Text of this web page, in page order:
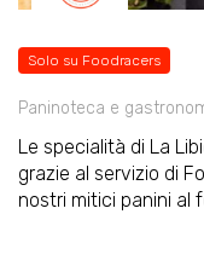
Solo su Foodracers
Paninoteca e
Le specialità di La
grazie al servizio di
nostri mitici panini al